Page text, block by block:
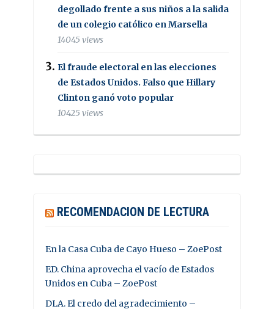
degollado frente a sus niños a la salida
de un colegio católico en Marsella
14045 views
El fraude electoral en las elecciones
de Estados Unidos. Falso que Hillary
Clinton ganó voto popular
10425 views
RECOMENDACION DE LECTURA
En la Casa Cuba de Cayo Hueso – ZoePost
ED. China aprovecha el vacío de Estados
Unidos en Cuba – ZoePost
DLA. El credo del agradecimiento –